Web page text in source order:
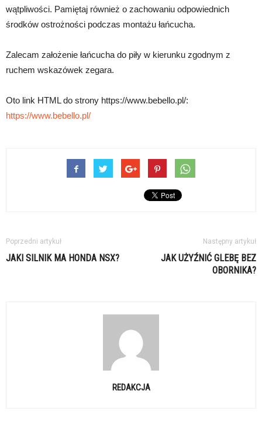
wątpliwości. Pamiętaj również o zachowaniu odpowiednich
środków ostrożności podczas montażu łańcucha.
Zalecam założenie łańcucha do piły w kierunku zgodnym z
ruchem wskazówek zegara.
Oto link HTML do strony https://www.bebello.pl/:
https://www.bebello.pl/
Poprzedni artykuł
JAKI SILNIK MA HONDA NSX?
Następny artykuł
JAK UŻYŹNIĆ GLEBĘ BEZ
OBORNIKA?
REDAKCJA